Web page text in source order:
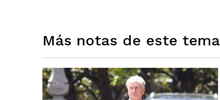
Más notas de este tema